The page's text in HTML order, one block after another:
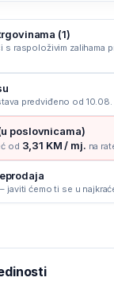
(1)
s raspoloživim zalihama
predviđeno od 10.08.
poslovnicama)
od 3,31 KM / mj. na
javiti ćemo ti se u